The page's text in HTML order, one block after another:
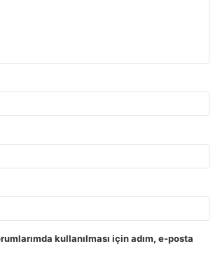
kullanılması için adım, e-posta